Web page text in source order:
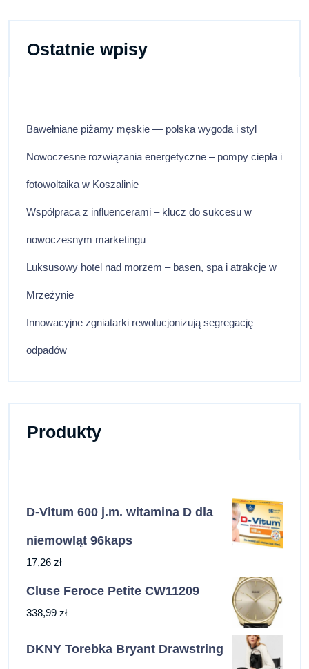
Ostatnie wpisy
Bawełniane piżamy męskie — polska wygoda i styl
Nowoczesne rozwiązania energetyczne – pompy ciepła i
fotowoltaika w Koszalinie
Współpraca z influencerami – klucz do sukcesu w
nowoczesnym marketingu
Luksusowy hotel nad morzem – basen, spa i atrakcje w
Mrzeżynie
Innowacyjne zgniatarki rewolucjonizują segregację
odpadów
Produkty
D-Vitum 600 j.m. witamina D dla
niemowląt 96kaps
17,26 zł
Cluse Feroce Petite CW11209
338,99 zł
DKNY Torebka Bryant Drawstring